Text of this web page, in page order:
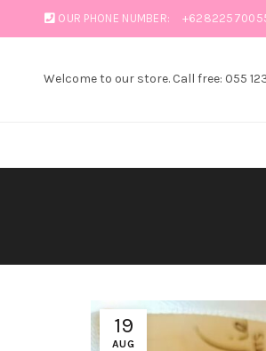
OUR PHONE NUMBER:
Welcome to our store. Call free: 055
19
AUG